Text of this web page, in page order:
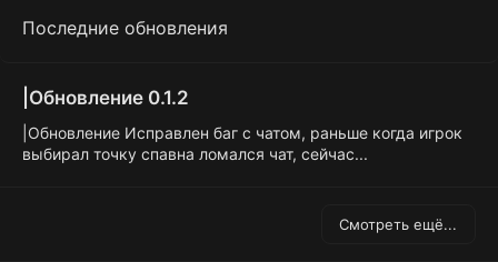
Последние обновления
|Обновление 0.1.2
|Обновление Исправлен баг с чатом, раньше когда игрок
выбирал точку спавна ломался чат, сейчас...
Смотреть ещё...